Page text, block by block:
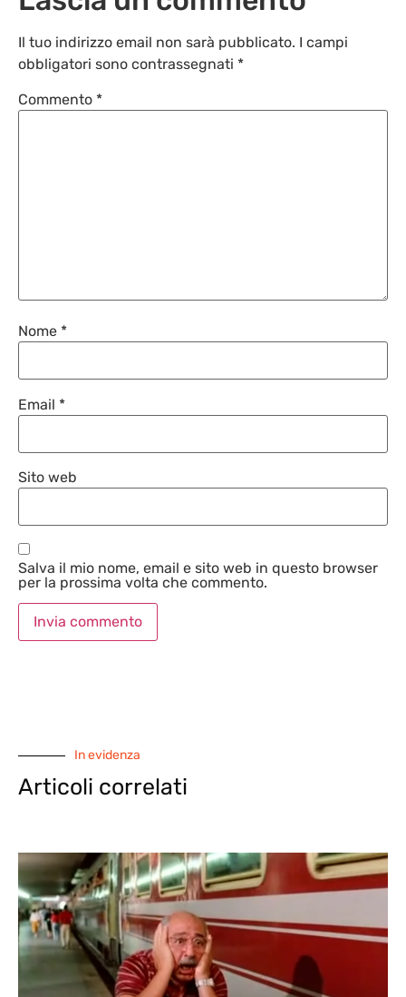
Il tuo indirizzo email non sarà pubblicato. I campi
obbligatori sono contrassegnati *
Commento *
Nome *
Email *
Sito web
Salva il mio nome, email e sito web in questo browser
per la prossima volta che commento.
In evidenza
Articoli correlati